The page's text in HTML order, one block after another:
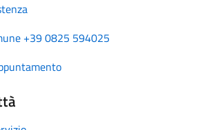
+39 0825 594025